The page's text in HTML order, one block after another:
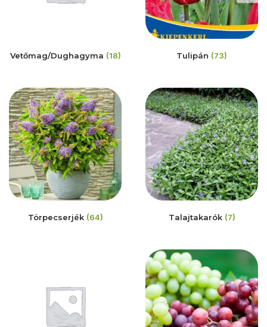
Vetőmag/Dughagyma (18) Tulipán (73)
Törpecserjék (64) Talajtakarók (7)